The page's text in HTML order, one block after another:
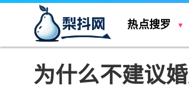
热点搜罗
为什么不建议